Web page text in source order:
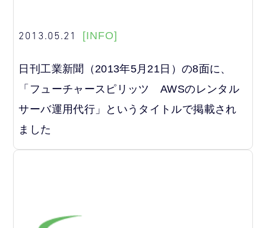
2013.05.21 [INFO]
日刊工業新聞（2013年5月21日）の8面に、
「フューチャースピリッツ AWSのレンタル
サーバ運用代行」というタイトルで掲載され
ました